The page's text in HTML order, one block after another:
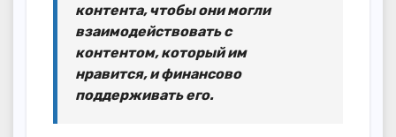
контента, чтобы они могли
взаимодействовать с
контентом, который им
нравится, и финансово
поддерживать его.